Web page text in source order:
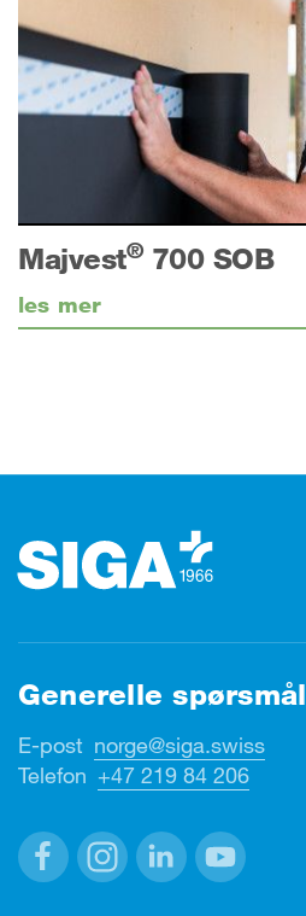
Majvest®700 SOB
les mer
Generelle spørsmål
E-post norge@siga.swiss
Telefon +47 219 84 206